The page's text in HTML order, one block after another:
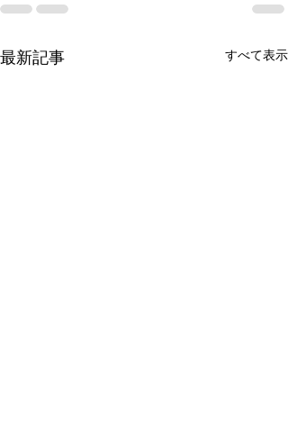
最新記事 すべて表示